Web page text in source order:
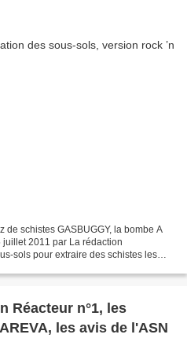
de schistes GASBUGGY, la bombe A
2011 par La rédaction
sols pour extraire des schistes les
Réacteur n°1, les
les avis de l'ASN